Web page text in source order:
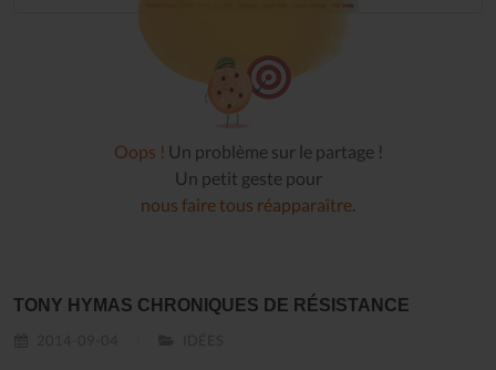
Oops ! Un problème sur le partage !
Un petit geste pour
nous faire tous réapparaître
TONY HYMAS CHRONIQUES DE RÉSISTANCE